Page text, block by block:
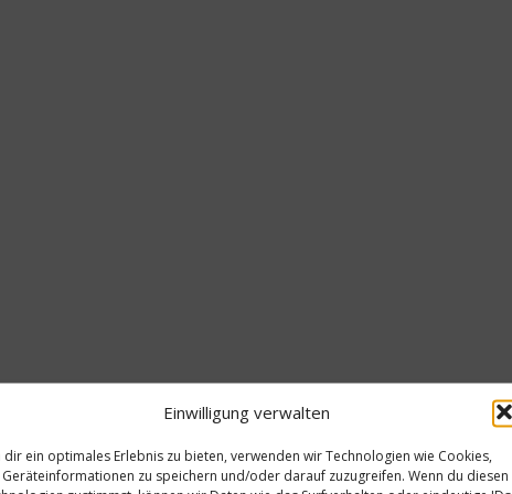
Einwilligung verwalten
dir ein optimales Erlebnis zu bieten, verwenden wir Technologien wie Cookies,
Geräteinformationen zu speichern und/oder darauf zuzugreifen. Wenn du diesen